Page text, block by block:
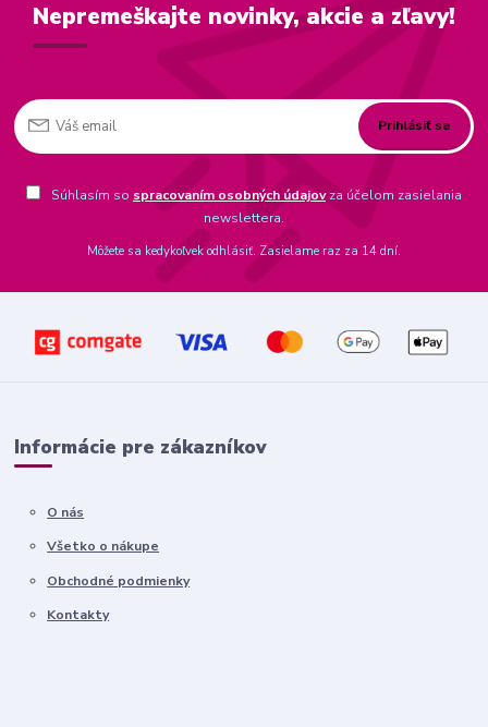
Nepremeškajte novinky, akcie a zľavy!
Prihlásiť sa
Súhlasím so spracovaním osobných údajovza účelom zasielania
newslettera.
Môžete sa kedykoľvek odhlásiť. Zasielame raz za 14 dní.
Informácie pre zákazníkov
O nás
Všetko o nákupe
Obchodné podmienky
Kontakty